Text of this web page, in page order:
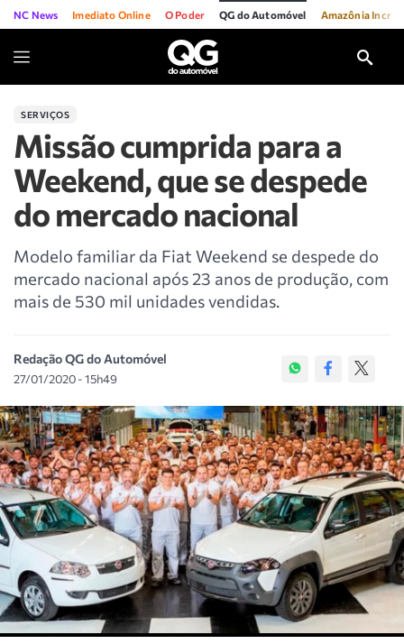
NC News Imediato Online O Poder QG do Automóvel Amazônia
SERVIÇOS
Missão cumprida para a
Weekend, que se despede
do mercado nacional
Modelo familiar da Fiat Weekend se despede do
mercado nacional após 23 anos de produção, com
mais de 530 mil unidades vendidas.
Redação QG do Automóvel
27/01/2020 - 15h49